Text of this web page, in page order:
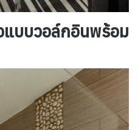
แบบวอล์กอินพร้อม